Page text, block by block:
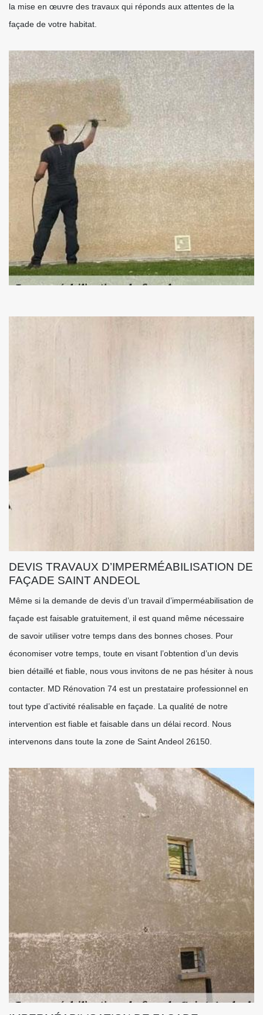
la mise en œuvre des travaux qui réponds aux attentes de la
façade de votre habitat.
DEVIS TRAVAUX D’IMPERMÉABILISATION DE
FAÇADE SAINT ANDEOL
Même si la demande de devis d’un travail d’imperméabilisation de
façade est faisable gratuitement, il est quand même nécessaire
de savoir utiliser votre temps dans des bonnes choses. Pour
économiser votre temps, toute en visant l’obtention d’un devis
bien détaillé et fiable, nous vous invitons de ne pas hésiter à nous
contacter. MD Rénovation 74 est un prestataire professionnel en
tout type d’activité réalisable en façade. La qualité de notre
intervention est fiable et faisable dans un délai record. Nous
intervenons dans toute la zone de Saint Andeol 26150.